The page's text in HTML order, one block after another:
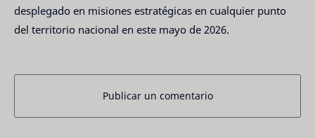
desplegado en misiones estratégicas en cualquier punto
del territorio nacional en este mayo de 2026.
Publicar un comentario